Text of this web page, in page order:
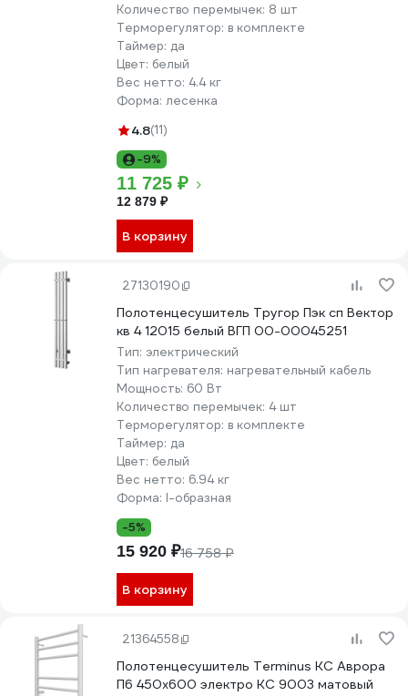
Количество перемычек: 8 шт
Терморегулятор: в комплекте
Таймер: да
Цвет: белый
Вес нетто: 4.4 кг
Форма: лесенка
4.8(11)
-9%
11 725 ₽
12 879 ₽
В корзину
27130190
Полотенцесушитель Тругор Пэк сп Вектор
кв 4 12015 белый ВГП 00-00045251
Тип: электрический
Тип нагревателя: нагревательный кабель
Мощность: 60 Вт
Количество перемычек: 4 шт
Терморегулятор: в комплекте
Таймер: да
Цвет: белый
Вес нетто: 6.94 кг
Форма: I-образная
-5%
15 920 ₽16 758 ₽
В корзину
21364558
Полотенцесушитель Terminus КС Аврора
П6 450x600 электро КС 9003 матовый